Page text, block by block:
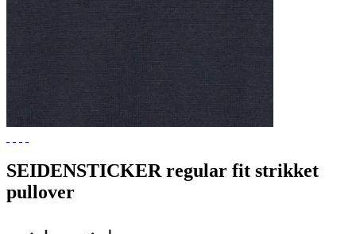
SEIDENSTICKER regular fit strikket
pullover